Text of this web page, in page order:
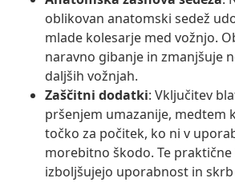
oblikovan anatomski sedež
mlade kolesarje med vožnjo.
naravno gibanje in zmanjšuje
daljših vožnjah.
Zaščitni dodatki: Vključitev
pršenjem umazanije, medtem
točko za počitek, ko ni v
morebitno škodo. Te
izboljšujejo uporabnost in skrb